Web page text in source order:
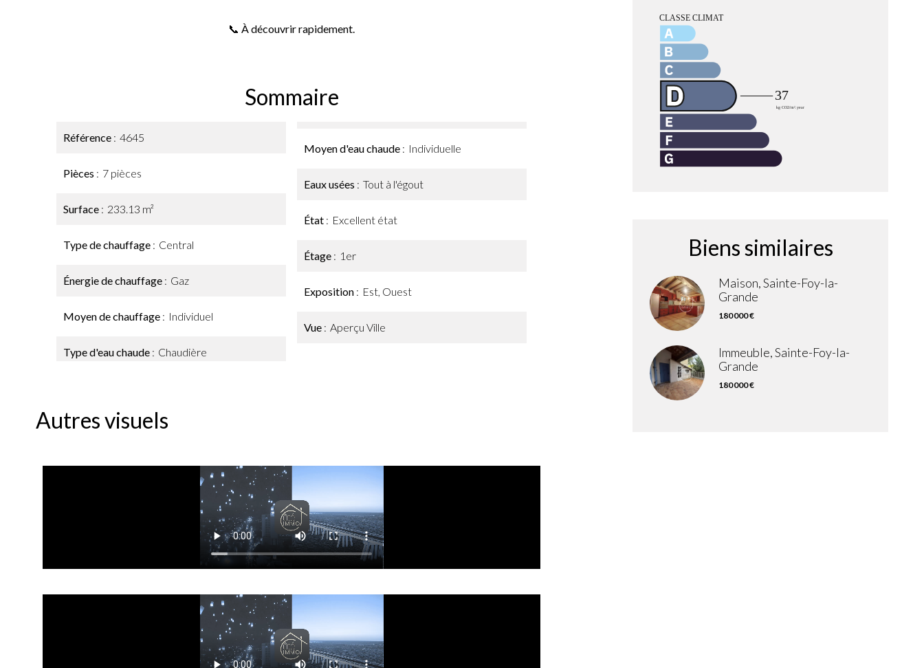
📞 À découvrir rapidement.
Sommaire
Référence 4645
Pièces 7 pièces
Surface 233.13 m²
Type de chauffage Central
Énergie de chauffage Gaz
Moyen de chauffage Individuel
Type d'eau chaude Chaudière
Moyen d'eau chaude Individuelle
Eaux usées Tout à l'égout
État Excellent état
Étage 1er
Exposition Est, Ouest
Vue Aperçu Ville
Autres visuels
Biens similaires
Maison, Sainte-Foy-la-
Grande
180 000 €
Immeuble, Sainte-Foy-la-
Grande
180 000 €